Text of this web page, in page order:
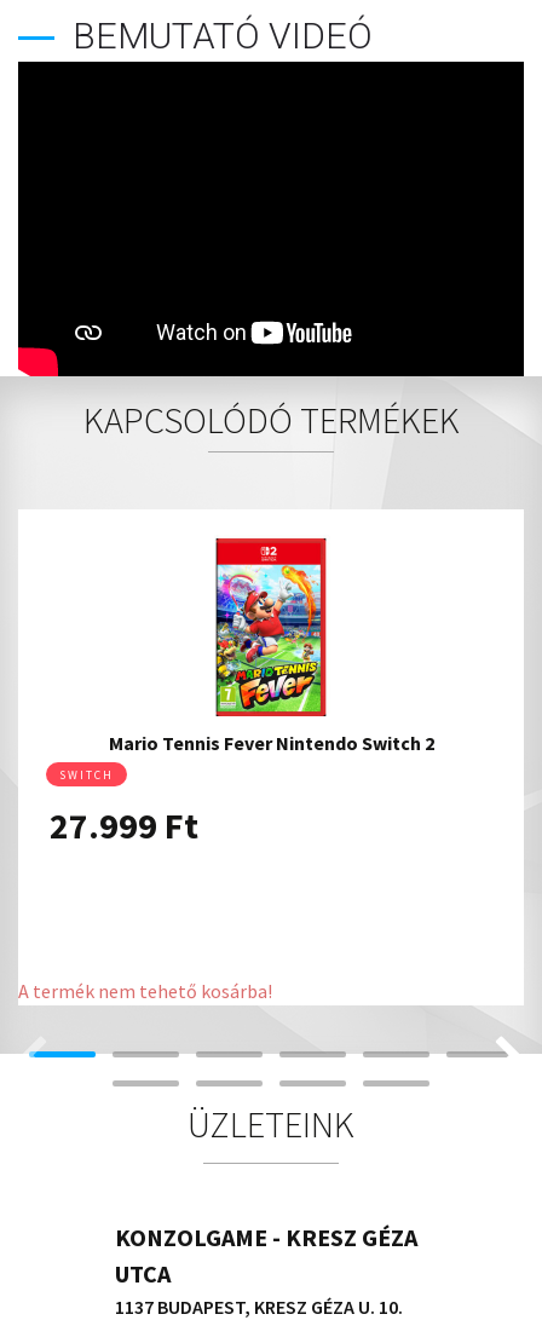
BEMUTATÓ VIDEÓ
KAPCSOLÓDÓ TERMÉKEK
Mario Tennis Fever Nintendo Switch 2
SWITCH
27.999 Ft
A termék nem tehető kosárba!
ÜZLETEINK
KONZOLGAME - KRESZ GÉZA
UTCA
1137 BUDAPEST, KRESZ GÉZA U. 10.